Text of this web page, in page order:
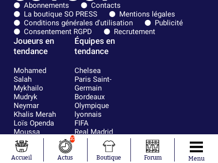
Abonnements
Contacts
La boutique SO PRESS
Mentions légales
Conditions générales d'utilisation
Publicité
Consentement RGPD
Recrutement
Joueurs en
tendance
Mohamed
Salah
Mykhailo
Mudryk
Neymar
Khalis Merah
Loïs Openda
Moussa
Niakhaté
Nicolás
Tagliafico
Équipes en
tendance
Chelsea
Paris Saint-
Germain
Bordeaux
Olympique
lyonnais
FIFA
Real Madrid
RC Strasbourg
AC Milan
Accueil
10
Actus Boutique Forum Menu